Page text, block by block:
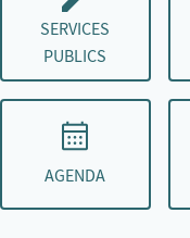
SERVICES
PUBLICS
AGENDA